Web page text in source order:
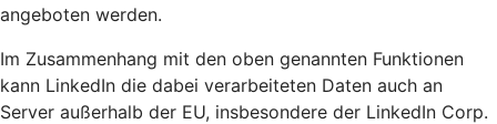
angeboten werden.
Im Zusammenhang mit den oben genannten Funktionen
kann LinkedIn die dabei verarbeiteten Daten auch an
Server außerhalb der EU, insbesondere der LinkedIn Corp.